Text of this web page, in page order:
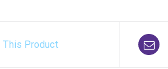
This Product